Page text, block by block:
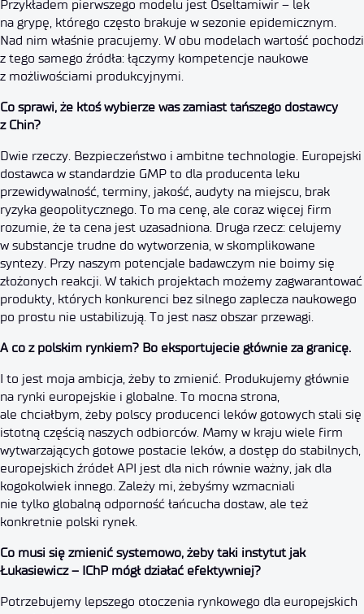
Przykładem pierwszego modelu jest Oseltamiwir – lek
na grypę, którego często brakuje w sezonie epidemicznym.
Nad nim właśnie pracujemy. W obu modelach wartość pochodzi
z tego samego źródła: łączymy kompetencje naukowe
z możliwościami produkcyjnymi.
Co sprawi, że ktoś wybierze was zamiast tańszego dostawcy
z Chin?
Dwie rzeczy. Bezpieczeństwo i ambitne technologie. Europejski
dostawca w standardzie GMP to dla producenta leku
przewidywalność, terminy, jakość, audyty na miejscu, brak
ryzyka geopolitycznego. To ma cenę, ale coraz więcej firm
rozumie, że ta cena jest uzasadniona. Druga rzecz: celujemy
w substancje trudne do wytworzenia, w skomplikowane
syntezy. Przy naszym potencjale badawczym nie boimy się
złożonych reakcji. W takich projektach możemy zagwarantować
produkty, których konkurenci bez silnego zaplecza naukowego
po prostu nie ustabilizują. To jest nasz obszar przewagi.
A co z polskim rynkiem? Bo eksportujecie głównie za granicę.
I to jest moja ambicja, żeby to zmienić. Produkujemy głównie
na rynki europejskie i globalne. To mocna strona,
ale chciałbym, żeby polscy producenci leków gotowych stali się
istotną częścią naszych odbiorców. Mamy w kraju wiele firm
wytwarzających gotowe postacie leków, a dostęp do stabilnych,
europejskich źródeł API jest dla nich równie ważny, jak dla
kogokolwiek innego. Zależy mi, żebyśmy wzmacniali
nie tylko globalną odporność łańcucha dostaw, ale też
konkretnie polski rynek.
Co musi się zmienić systemowo, żeby taki instytut jak
Łukasiewicz – IChP mógł działać efektywniej?
Potrzebujemy lepszego otoczenia rynkowego dla europejskich